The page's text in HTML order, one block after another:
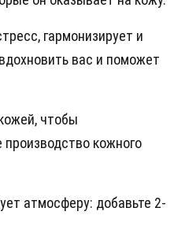
гармонизирует и
вас и поможет
чтобы
кожного
атмосферу: добавьте 2-